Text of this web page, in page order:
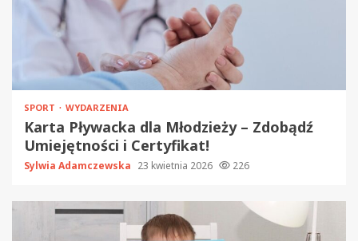
SPORT WYDARZENIA
Karta Pływacka dla Młodzieży – Zdobądź
Umiejętności i Certyfikat!
Sylwia Adamczewska 23 kwietnia 2026 226